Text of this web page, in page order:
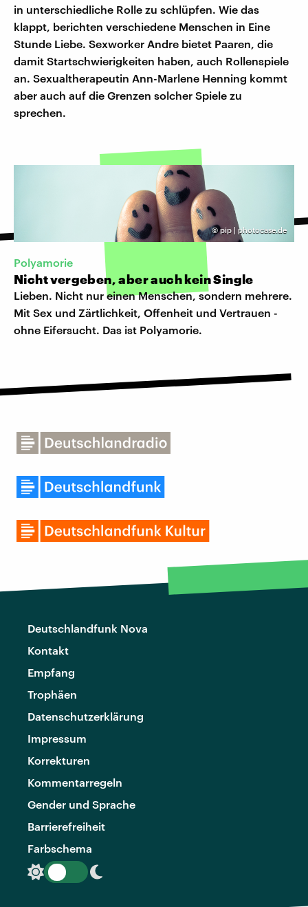
in unterschiedliche Rolle zu schlüpfen. Wie das
klappt, berichten verschiedene Menschen in Eine
Stunde Liebe. Sexworker Andre bietet Paaren, die
damit Startschwierigkeiten haben, auch Rollenspiele
an. Sexualtherapeutin Ann-Marlene Henning kommt
aber auch auf die Grenzen solcher Spiele zu
sprechen.
©pip | photocase.de
Polyamorie
Nicht vergeben, aber auch kein Single
Lieben. Nicht nur einen Menschen, sondern mehrere.
Mit Sex und Zärtlichkeit, Offenheit und Vertrauen -
ohne Eifersucht. Das ist Polyamorie.
Deutschlandfunk Nova
Kontakt
Empfang
Trophäen
Datenschutzerklärung
Impressum
Korrekturen
Kommentarregeln
Gender und Sprache
Barrierefreiheit
Farbschema